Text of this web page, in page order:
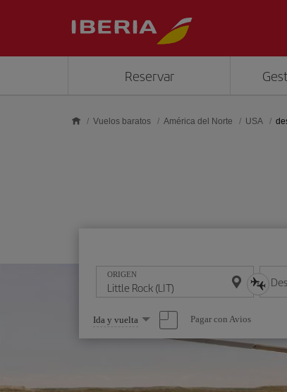
Reservar
Vuelos baratos América del Norte USA
ORIGEN
Seleccione
una
opción
Ida y vuelta Pagar con Avios